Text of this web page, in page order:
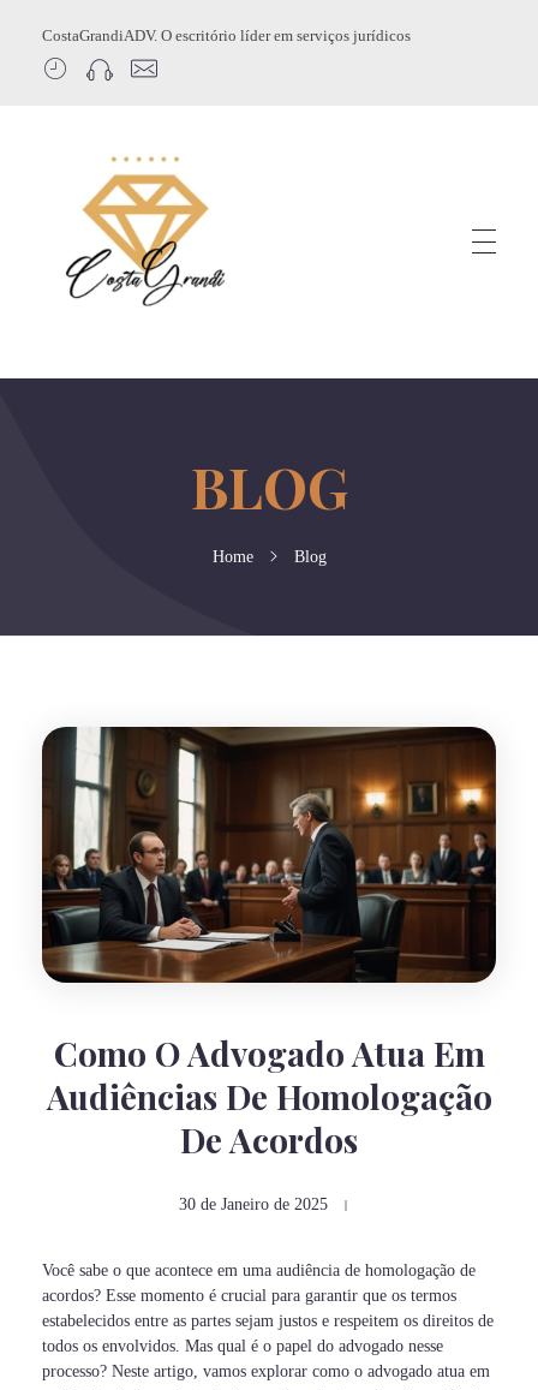
CostaGrandiADV. O escritório líder em serviços jurídicos
Home Blog
Como O Advogado Atua Em
Audiências De Homologação
De Acordos
30 de Janeiro de 2025
Você sabe o que acontece em uma audiência de homologação de
acordos? Esse momento é crucial para garantir que os termos
estabelecidos entre as partes sejam justos e respeitem os direitos de
todos os envolvidos. Mas qual é o papel do advogado nesse
processo? Neste artigo, vamos explorar como o advogado atua em